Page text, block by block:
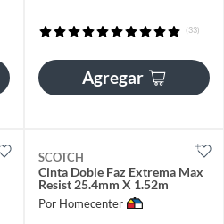
(33)
Agregar
SCOTCH
Cinta Doble Faz Extrema Max
Resist 25.4mm X 1.52m
Por Homecenter